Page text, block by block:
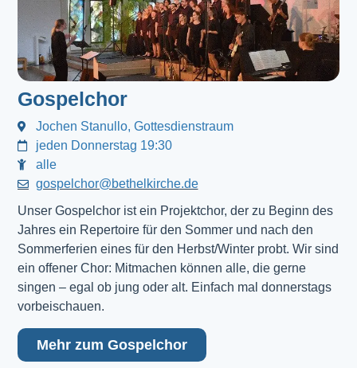
Gospelchor
Jochen Stanullo, Gottesdienstraum
jeden Donnerstag 19:30
alle
gospelchor@bethelkirche.de
Unser Gospelchor ist ein Projektchor, der zu Beginn des
Jahres ein Repertoire für den Sommer und nach den
Sommerferien eines für den Herbst/Winter probt. Wir sind
ein offener Chor: Mitmachen können alle, die gerne
singen – egal ob jung oder alt. Einfach mal donnerstags
vorbeischauen.
Mehr zum Gospelchor